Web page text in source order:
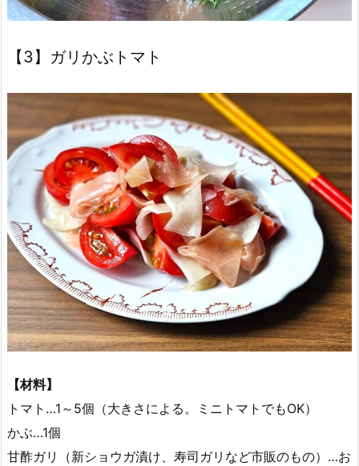
【3】ガリかぶトマト
【材料】
トマト…1～5個（大きさによる。ミニトマトでもOK）
かぶ…1個
甘酢ガリ（新ショウガ漬け、寿司ガリなど市販のもの）…お